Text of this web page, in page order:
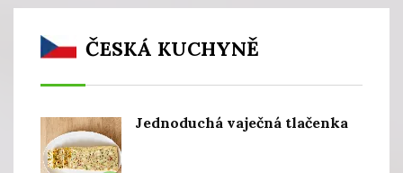
ČESKÁ KUCHYNĚ
Jednoduchá vaječná tlačenka